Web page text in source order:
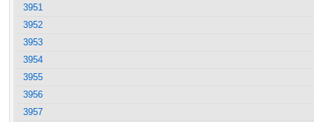
3951
3952
3953
3954
3955
3956
3957